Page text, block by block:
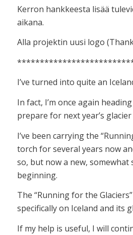
Kerron hankkeesta lisää
aikana.
Alla projektin uusi logo
I’ve turned into quite an
In fact, I’m once again
prepare for next year’s
I’ve been carrying the
torch for several years now
so, but now a new, somewhat
beginning.
The “Running for the
specifically on Iceland and its
If my help is useful, I will